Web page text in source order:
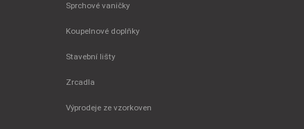
Sprchové vaničky
Koupelnové doplňky
Stavební lišty
Zrcadla
Výprodeje ze vzorkoven